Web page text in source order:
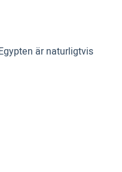
är naturligtvis